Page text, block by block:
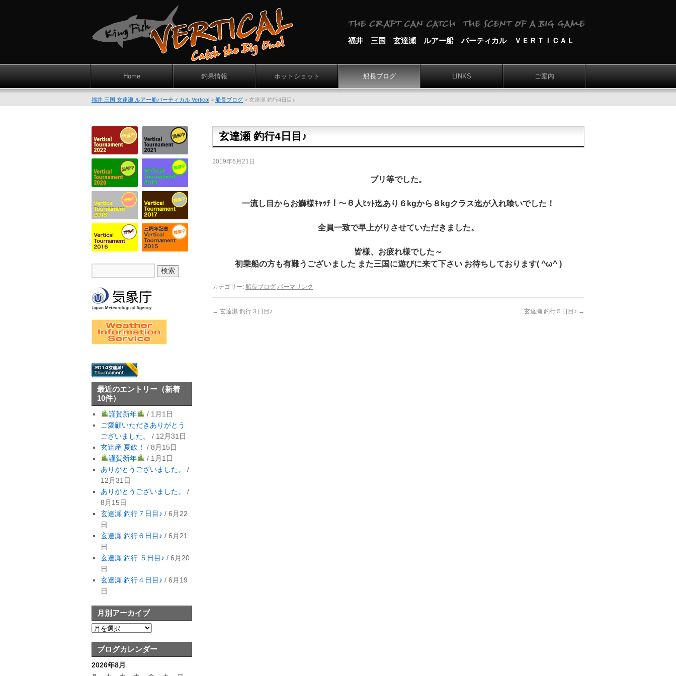
福井 三国 玄達瀬 ルアー船 バーティカル ＶＥＲＴＩＣＡＬ
Home 釣果情報 ホットショット 船長ブログ LINKS ご案内
福井 三国 玄達瀬 ルアー船バーティカル Vertical > 船長ブログ > 玄達瀬 釣行4日目♪
玄達瀬 釣行4日目♪
2019年6月21日
ブリ等でした。
一流し目からお鰤様ｷｬｯﾁ！～８人ﾋｯﾄ迄あり６kgから８kgクラス迄が入れ喰いでした！
全員一致で早上がりさせていただきました。
皆様、お疲れ様でした～
初乗船の方も有難うございました また三国に遊びに来て下さい お待ちしております( ^ω^ )
カテゴリー: 船長ブログ パーマリンク
← 玄達瀬 釣行３日目♪ 玄達瀬 釣行５日目♪ →
最近のエントリー （新着
10件）
謹賀新年
/ 1月1日
ご愛顧いただきありがとう
ございました。
/ 12月31日
玄達産 夏政！
/ 8月15日
謹賀新年
/ 1月1日
ありがとうございました。
/
12月31日
ありがとうございました。
/
8月15日
玄達瀬 釣行７日目♪ / 6月22
日
玄達瀬 釣行６日目♪ / 6月21
日
玄達瀬 釣行 ５日目♪ / 6月20
日
玄達瀬 釣行４日目♪ / 6月19
日
月別アーカイブ
ブログカレンダー
2026年8月